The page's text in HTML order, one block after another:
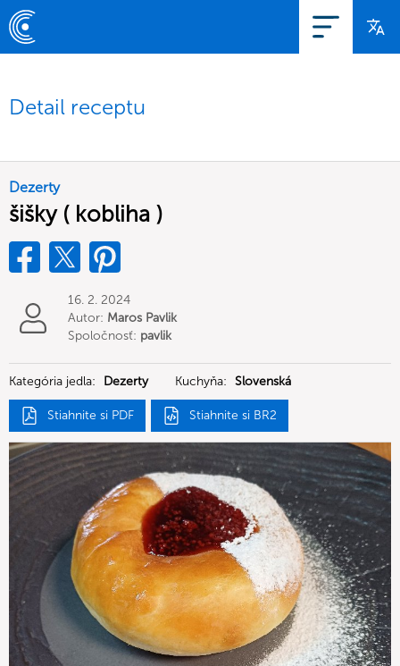
Detail receptu
Dezerty
šišky ( kobliha )
16. 2. 2024
Autor: Maros Pavlik
Spoločnosť: pavlik
Kategória jedla: Dezerty Kuchyňa: Slovenská
Stiahnite si PDF Stiahnite si BR2